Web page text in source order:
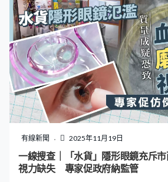
地傳媒報道，有網民發布爆料影片截
隻深受業主們喜愛的流浪貓被人踩死
深夜闖入小區，在住戶家門口踩死流
大為擔憂。有業主直言遇害流浪貓「
大人孩子看到都會逗牠，也沒見牠傷
給牠餵食，逗牠」，從未對他人或小
至事發的10月23日晚11時剛過，有街
道，查看監控發現一名黑衣男子先後
時間踩跺小貓致其死亡」。片段可見
樓內，進去後將大門關上，「圍追堵
鐘左右」後離開。11時14鋒再次進入
行了第二輪踢踩，小貓此時仍努力爬
有線新聞 2025年11月19日
一線搜查｜「水貨」隱形眼鏡充斥
視力缺失 專家促政府納監管